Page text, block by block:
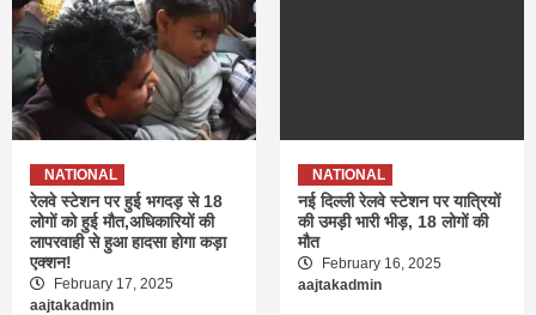
NATIONAL
रेलवे स्टेशन पर हुई भगदड़ से 18
लोगों को हुई मौत,अधिकारियों की
लापरवाही से हुआ हादसा होगा कड़ा
एक्शन!
February 17, 2025
aajtakadmin
NATIONAL
नई दिल्ली रेलवे स्टेशन पर यात्रियों
की उमड़ी भारी भीड़, 18 लोगों की
मौत
February 16, 2025
aajtakadmin